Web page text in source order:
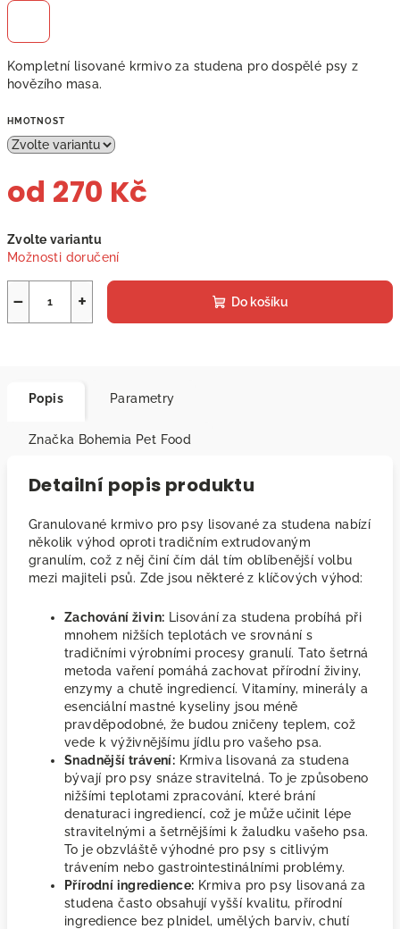
Kompletní lisované krmivo za studena pro dospělé psy z
hovězího masa.
HMOTNOST
od 270 Kč
cena:
Zvolte variantu
Možnosti doručení
+
− Do košíku
R
M
A
Popis Parametry
Značka Bohemia Pet Food
Detailní popis produktu
Granulované krmivo pro psy lisované za studena nabízí
několik výhod oproti tradičním extrudovaným
granulím, což z něj činí čím dál tím oblíbenější volbu
mezi majiteli psů. Zde jsou některé z klíčových výhod:
Zachování živin: Lisování za studena probíhá při
mnohem nižších teplotách ve srovnání s
tradičními výrobními procesy granulí. Tato šetrná
metoda vaření pomáhá zachovat přírodní živiny,
enzymy a chutě ingrediencí. Vitamíny, minerály a
esenciální mastné kyseliny jsou méně
pravděpodobné, že budou zničeny teplem, což
vede k výživnějšímu jídlu pro vašeho psa.
Snadnější trávení: Krmiva lisovaná za studena
bývají pro psy snáze stravitelná. To je způsobeno
nižšími teplotami zpracování, které brání
denaturaci ingrediencí, což je může učinit lépe
stravitelnými a šetrnějšími k žaludku vašeho psa.
To je obzvláště výhodné pro psy s citlivým
trávením nebo gastrointestinálními problémy.
Přírodní ingredience: Krmiva pro psy lisovaná za
studena často obsahují vyšší kvalitu, přírodní
ingredience bez plnidel, umělých barviv, chutí